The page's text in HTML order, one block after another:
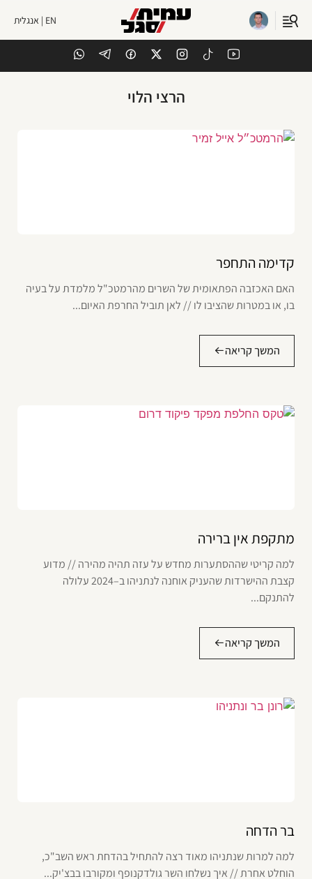
EN | אנגלית
הרצי הלוי
קדימה התחפר
האם האכזבה הפתאומית של השרים מהרמטכ"ל מלמדת על בעיה
בו, או במטרות שהציבו לו // לאן תוביל החרפת האיום...
המשך קריאה
מתקפת אין ברירה
למה קריטי שההסתערות מחדש על עזה תהיה מהירה // מדוע
קצבת ההישרדות שהעניק אוחנה לנתניהו ב–2024 עלולה
להתנקם...
המשך קריאה
בר הדחה
למה למרות שנתניהו מאוד רצה להתחיל בהדחת ראש השב"כ,
הוחלט אחרת // איך נשלחו השר גולדקנופף ומקורבו בבצ'יק...